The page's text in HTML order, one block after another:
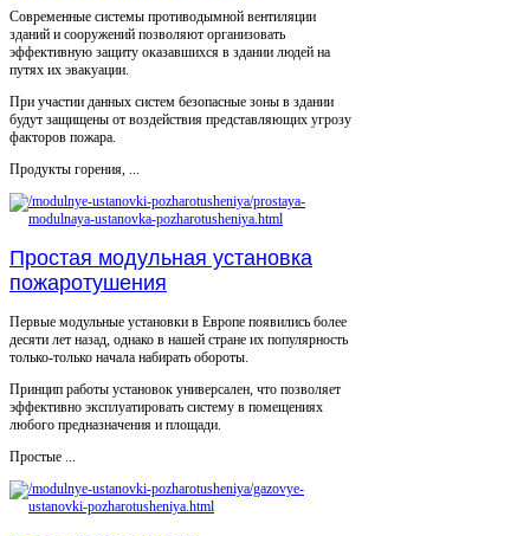
Современные системы противодымной вентиляции
зданий и сооружений позволяют организовать
эффективную защиту оказавшихся в здании людей на
путях их эвакуации.
При участии данных систем безопасные зоны в здании
будут защищены от воздействия представляющих угрозу
факторов пожара.
Продукты горения, ...
Простая модульная установка
пожаротушения
Первые модульные установки в Европе появились более
десяти лет назад, однако в нашей стране их популярность
только-только начала набирать обороты.
Принцип работы установок универсален, что позволяет
эффективно эксплуатировать систему в помещениях
любого предназначения и площади.
Простые ...